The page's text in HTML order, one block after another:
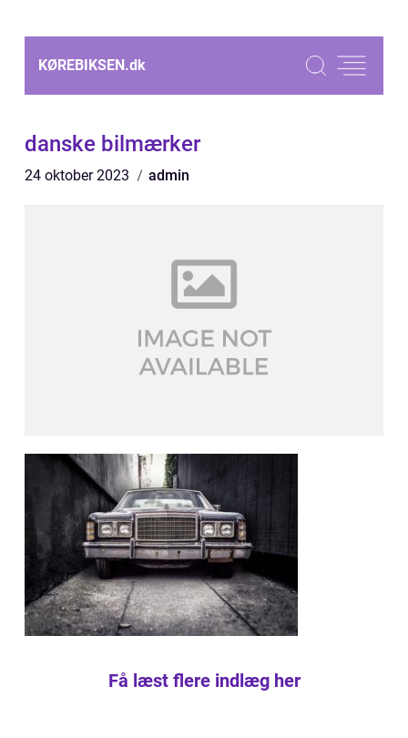
KØREBIKSEN.dk
danske bilmærker
24 oktober 2023 admin
Få læst flere indlæg her